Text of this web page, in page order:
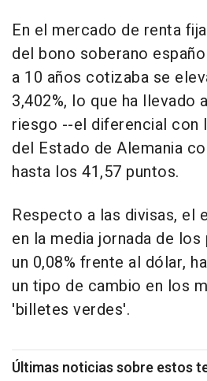
En el mercado de renta
del bono soberano
a 10 años cotizaba se
3,402%, lo que ha llevado
riesgo --el diferencial con
del Estado de Alemania
hasta los 41,57 puntos.
Respecto a las divisas, el
en la media jornada de
un 0,08% frente al dólar,
un tipo de cambio en los
'billetes verdes'.
Últimas noticias sobre estos